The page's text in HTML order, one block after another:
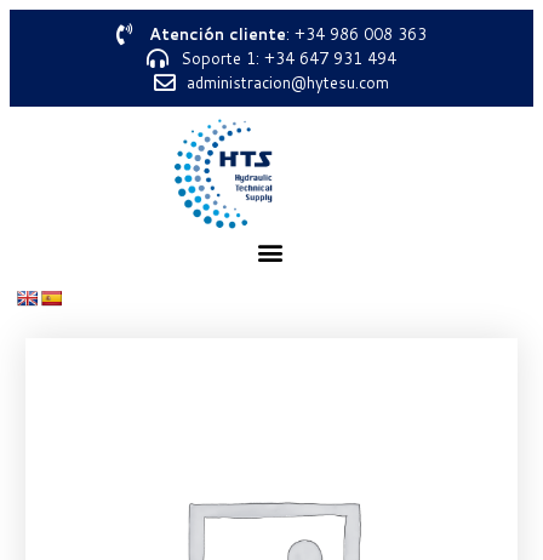
Atención cliente: +34 986 008 363
Soporte 1: +34 647 931 494
administracion@hytesu.com